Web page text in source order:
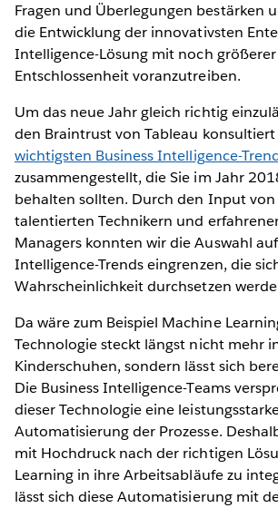
Fragen und Überlegungen bestärken
die Entwicklung der innovativsten
Intelligence-Lösung mit noch größerer
Entschlossenheit voranzutreiben.
Um das neue Jahr gleich richtig
den Braintrust von Tableau
wichtigsten Business Intelligence-
zusammengestellt, die Sie im Jahr
behalten sollten. Durch den Input von
talentierten Technikern und
Managers konnten wir die Auswahl
Intelligence-Trends eingrenzen, die
Wahrscheinlichkeit durchsetzen
Da wäre zum Beispiel Machine
Technologie steckt längst nicht mehr
Kinderschuhen, sondern lässt sich
Die Business Intelligence-Teams
dieser Technologie eine
Automatisierung der Prozesse.
mit Hochdruck nach der richtigen
Learning in ihre Arbeitsabläufe zu
lässt sich diese Automatisierung mit